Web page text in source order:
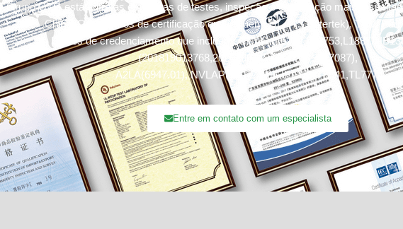
O Grupo GTG está entre as empresas de testes, inspeção e certificação mais
China. Organismos de certificação que incluem: UL, ITS (Intertek), TÜV,
Bobies de credenciamento que incluem: CNAS
(201819013768,202019014977,202319017087),
A2LA(6947.01), NVLAP(600177-0), IECEE(TL541,TL777)
Entre em contato com um especialista